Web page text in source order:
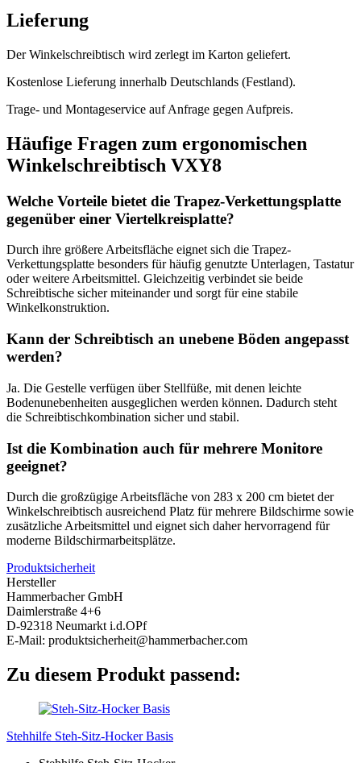
Lieferung
Der Winkelschreibtisch wird zerlegt im Karton geliefert.
Kostenlose Lieferung innerhalb Deutschlands (Festland).
Trage- und Montageservice auf Anfrage gegen Aufpreis.
Häufige Fragen zum ergonomischen
Winkelschreibtisch VXY8
Welche Vorteile bietet die Trapez-Verkettungsplatte
gegenüber einer Viertelkreisplatte?
Durch ihre größere Arbeitsfläche eignet sich die Trapez-
Verkettungsplatte besonders für häufig genutzte Unterlagen, Tastatur
oder weitere Arbeitsmittel. Gleichzeitig verbindet sie beide
Schreibtische sicher miteinander und sorgt für eine stabile
Winkelkonstruktion.
Kann der Schreibtisch an unebene Böden angepasst
werden?
Ja. Die Gestelle verfügen über Stellfüße, mit denen leichte
Bodenunebenheiten ausgeglichen werden können. Dadurch steht
die Schreibtischkombination sicher und stabil.
Ist die Kombination auch für mehrere Monitore
geeignet?
Durch die großzügige Arbeitsfläche von 283 x 200 cm bietet der
Winkelschreibtisch ausreichend Platz für mehrere Bildschirme sowie
zusätzliche Arbeitsmittel und eignet sich daher hervorragend für
moderne Bildschirmarbeitsplätze.
Produktsicherheit
Hersteller
Hammerbacher GmbH
Daimlerstraße 4+6
D-92318 Neumarkt i.d.OPf
E-Mail: produktsicherheit@hammerbacher.com
Zu diesem Produkt passend:
Stehhilfe Steh-Sitz-Hocker Basis